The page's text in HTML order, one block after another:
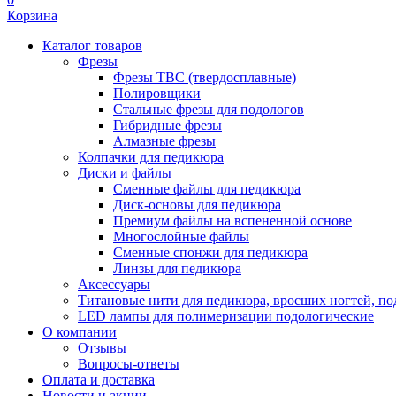
Корзина
Каталог товаров
Фрезы
Фрезы ТВС (твердосплавные)
Полировщики
Стальные фрезы для подологов
Гибридные фрезы
Алмазные фрезы
Колпачки для педикюра
Диски и файлы
Сменные файлы для педикюра
Диск-основы для педикюра
Премиум файлы на вспененной основе
Многослойные файлы
Сменные спонжи для педикюра
Линзы для педикюра
Аксессуары
Титановые нити для педикюра, вросших ногтей,
LED лампы для полимеризации подологические
О компании
Отзывы
Вопросы-ответы
Оплата и доставка